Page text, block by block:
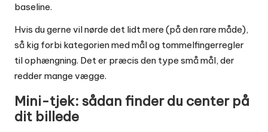
baseline.
Hvis du gerne vil nørde det lidt mere (på den rare måde),
så kig forbi kategorien medmål og tommelfingerregler
til ophængning. Det er præcis den type små mål, der
redder mange vægge.
Mini-tjek: sådan finder du center på
dit billede